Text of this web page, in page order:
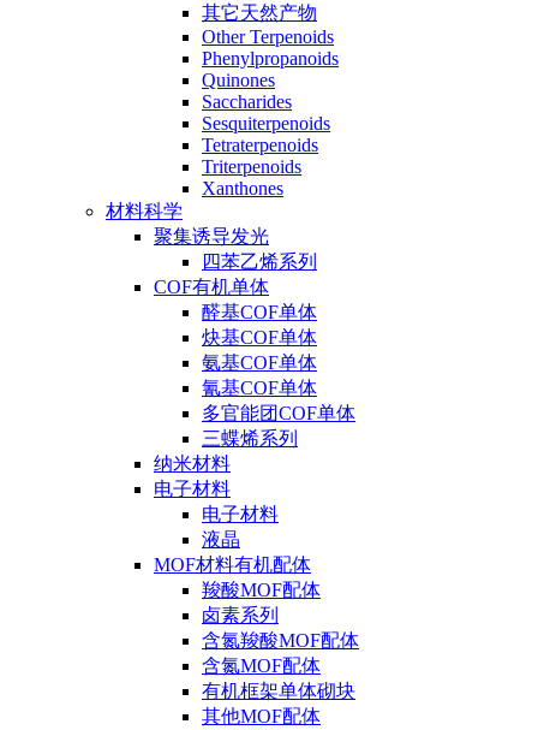
其它天然产物
Other Terpenoids
Phenylpropanoids
Quinones
Saccharides
Sesquiterpenoids
Tetraterpenoids
Triterpenoids
Xanthones
材料科学
聚集诱导发光
四苯乙烯系列
COF有机单体
醛基COF单体
炔基COF单体
氨基COF单体
氰基COF单体
多官能团COF单体
三蝶烯系列
纳米材料
电子材料
电子材料
液晶
MOF材料有机配体
羧酸MOF配体
卤素系列
含氮羧酸MOF配体
含氮MOF配体
有机框架单体砌块
其他MOF配体